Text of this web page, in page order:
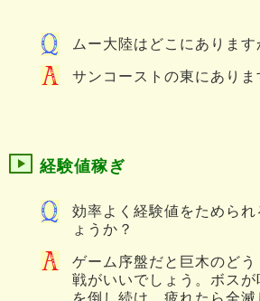
ムー大陸はどこにあります
サンコーストの東にありま
経験値稼ぎ
効率よく経験値をためられ
ょうか？
ゲーム序盤だと巨木のどう
戦がいいでしょう。ボス
を倒し続け、疲れたら全滅